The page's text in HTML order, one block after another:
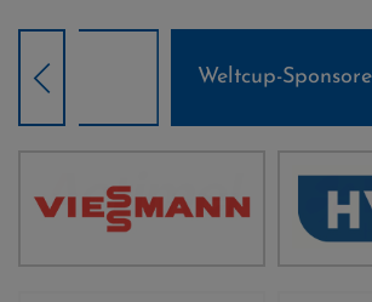
Weltcup-Sponsoren Damen